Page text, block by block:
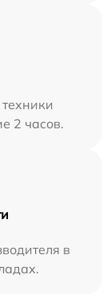
2 часов.
в